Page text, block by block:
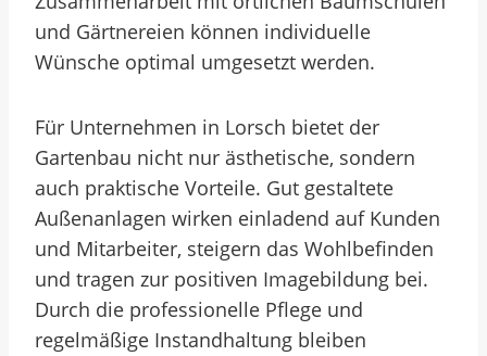
und Gärtnereien können individuelle
Wünsche optimal umgesetzt werden.
Für Unternehmen in Lorsch bietet der
Gartenbau nicht nur ästhetische, sondern
auch praktische Vorteile. Gut gestaltete
Außenanlagen wirken einladend auf Kunden
und Mitarbeiter, steigern das Wohlbefinden
und tragen zur positiven Imagebildung bei.
Durch die professionelle Pflege und
regelmäßige Instandhaltung bleiben